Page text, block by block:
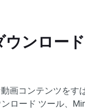
ンロー
画コンテンツをす
ロード ツール、